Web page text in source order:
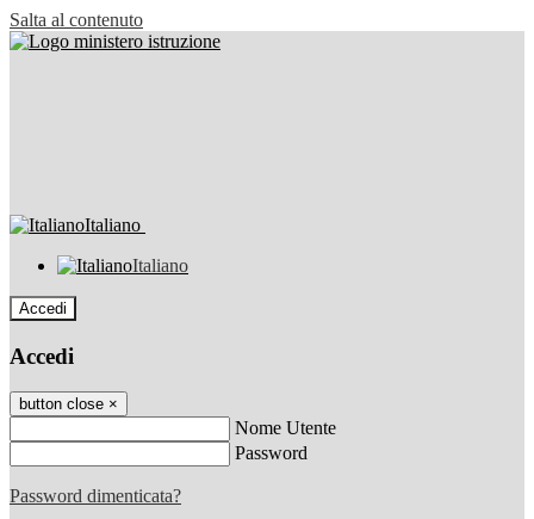
Salta al contenuto
Italiano
Italiano
Accedi
Accedi
button close ×
Nome Utente
Password
Password dimenticata?